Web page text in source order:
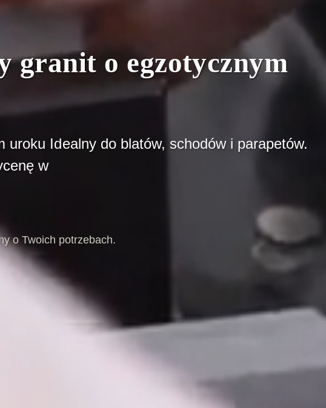
granit o egzotycznym
uroku Idealny do blatów, schodów i parapetów.
w
o Twoich potrzebach.